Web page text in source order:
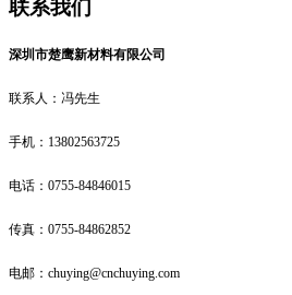
联系我们
深圳市楚鹰新材料有限公司
联系人：冯先生
手机：13802563725
电话：0755-84846015
传真：0755-84862852
电邮：chuying@cnchuying.com